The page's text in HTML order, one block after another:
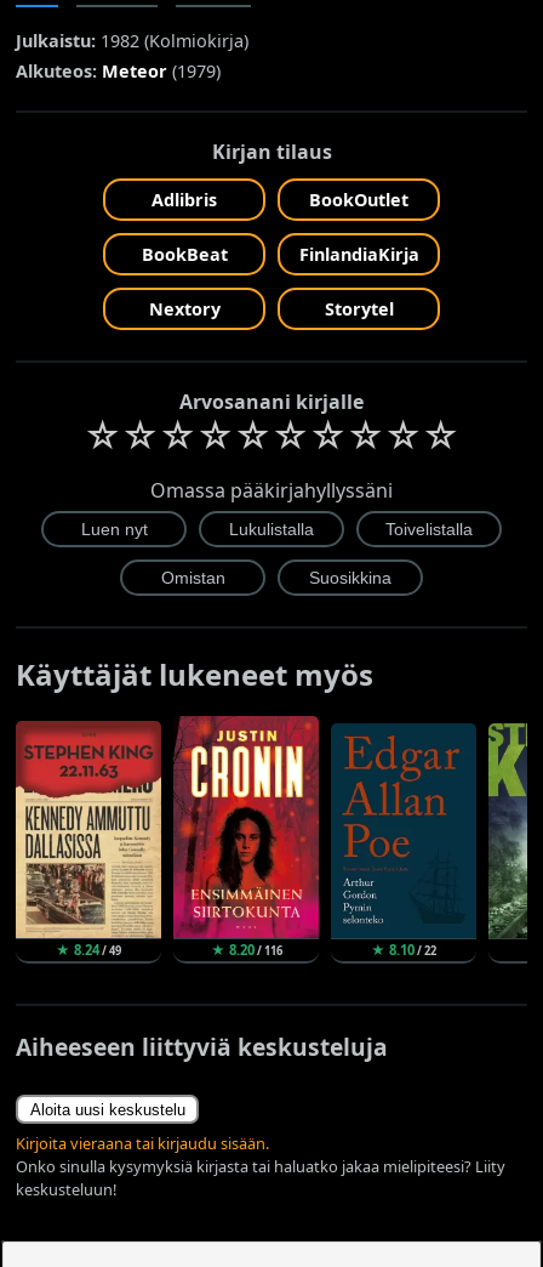
Julkaistu: 1982 (Kolmiokirja)
Alkuteos: Meteor (1979)
Kirjan tilaus
Adlibris BookOutlet
BookBeat FinlandiaKirja
Nextory Storytel
Arvosanani kirjalle
☆☆☆☆☆☆☆☆☆☆
Omassa pääkirjahyllyssäni
Käyttäjät lukeneet myös
★ 8.24/ 49 ★ 8.20/ 116 ★ 8.10/ 22
Aiheeseen liittyviä keskusteluja
Aloita uusi keskustelu
Kirjoita vieraana tai kirjaudu sisään.
Onko sinulla kysymyksiä kirjasta tai haluatko jakaa mielipiteesi? Liity
keskusteluun!